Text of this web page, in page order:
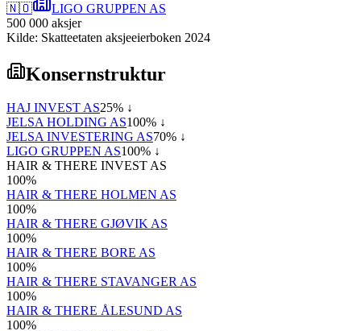
🇳🇴
LIGO GRUPPEN AS
500 000 aksjer
Kilde: Skatteetaten aksjeeierboken 2024
Konsernstruktur
HAJ INVEST AS25% ↓
JELSA HOLDING AS100% ↓
JELSA INVESTERING AS70% ↓
LIGO GRUPPEN AS100% ↓
HAIR & THERE INVEST AS
100%
HAIR & THERE HOLMEN AS
100%
HAIR & THERE GJØVIK AS
100%
HAIR & THERE BORE AS
100%
HAIR & THERE STAVANGER AS
100%
HAIR & THERE ÅLESUND AS
100%